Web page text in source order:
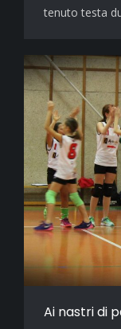
tenuto testa
Ai nastri di